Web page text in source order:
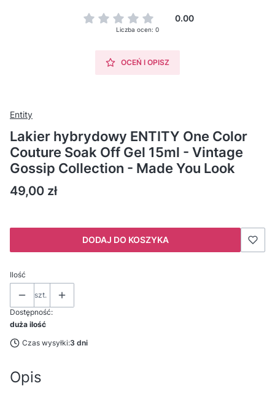
0.00
Liczba ocen: 0
OCEŃ I OPISZ
Entity
Lakier hybrydowy ENTITY One Color
Couture Soak Off Gel 15ml - Vintage
Gossip Collection - Made You Look
Cena
49,00 zł
DODAJ DO KOSZYKA
Ilość
szt.
Dostępność:
duża ilość
Czas wysyłki:3 dni
Opis